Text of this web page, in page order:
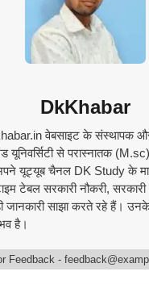
DkKhabar
वेबसाइट के संस्थापक
यूनिवर्सिटी से परास्नातक
यूट्यूब चैनल DK Study के
टेबल सरकारी नौकरी,
साझा करते रहे हैं।
है।
Feedback -